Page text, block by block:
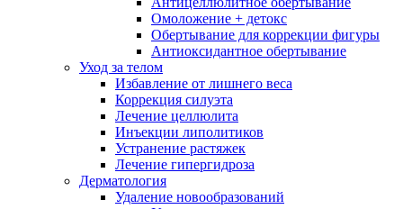
Омоложение + детокс
Обертывание для коррекции фигуры
Антиоксидантное обертывание
Уход за телом
Избавление от лишнего веса
Коррекция силуэта
Лечение целлюлита
Инъекции липолитиков
Устранение растяжек
Лечение гипергидроза
Дерматология
Удаление новообразований